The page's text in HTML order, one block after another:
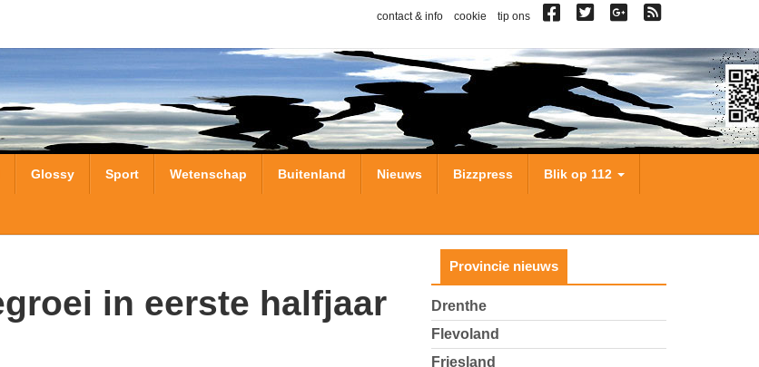
contact & info cookie tip ons
Glossy Sport Wetenschap Buitenland Nieuws Bizzpress Blik op 112
Provincie nieuws
Drenthe
Flevoland
Friesland